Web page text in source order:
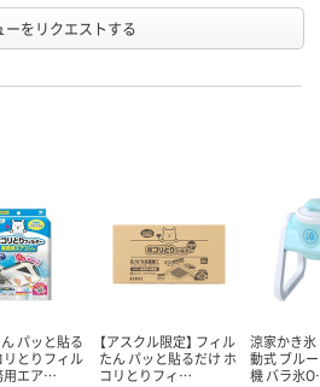
ーをリクエストする
パッと貼る
リとりフィル
用エア…
【アスクル限定】 フィル
たん パッと貼るだけ ホ
コリとりフィ…
涼家かき氷
動式 ブル
機 バラ氷